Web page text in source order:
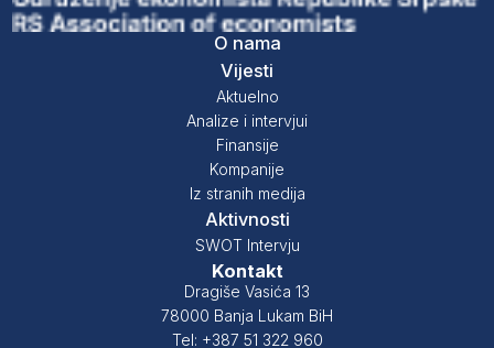
O nama
Vijesti
Aktuelno
Analize i intervjui
Finansije
Kompanije
Iz stranih medija
Aktivnosti
SWOT Intervju
Kontakt
Dragiše Vasića 13
78000 Banja Lukam BiH
Tel: +387 51 322 960